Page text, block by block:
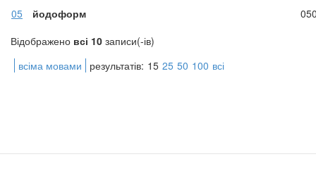
05
йодоформ
Відображено всі 10 записи(-ів)
всіма мовами
результатів: 15 25 50 100 всі